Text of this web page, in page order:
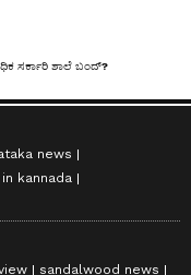
news
kannada
sandalwood news